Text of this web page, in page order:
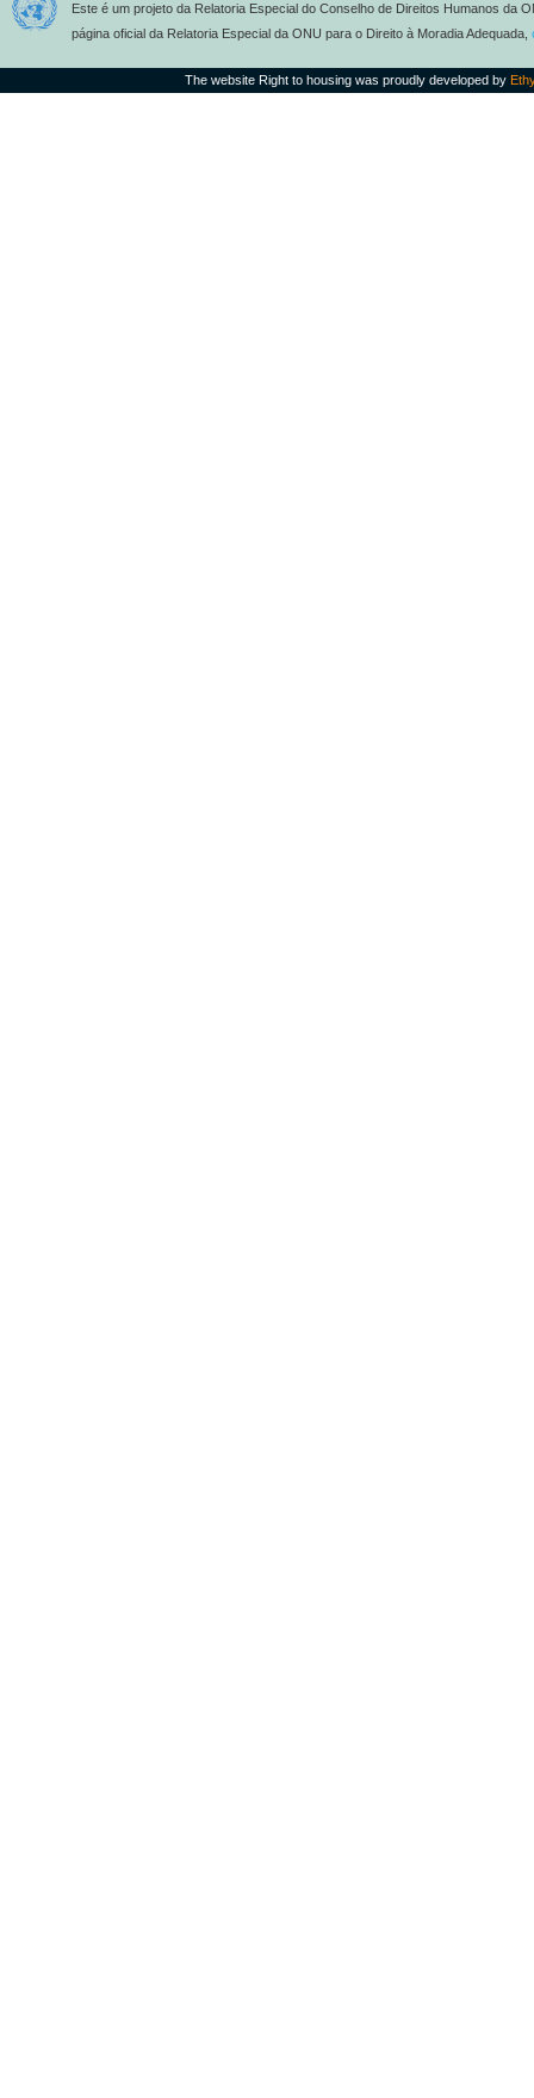
Este é um projeto da Relatoria Especial do Conselho de Direitos Humanos da
página oficial da Relatoria Especial da ONU para o Direito à Moradia Adequada,
The website Right to housing was proudly developed by